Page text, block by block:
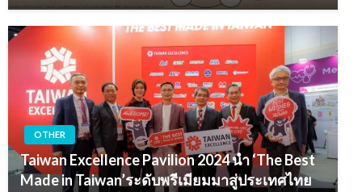
OTHER
Taiwan Excellence Pavilion 2024 นำ ‘The Best
Made in Taiwan’ระดับพรีเมียมมาสู่ประเทศไทย